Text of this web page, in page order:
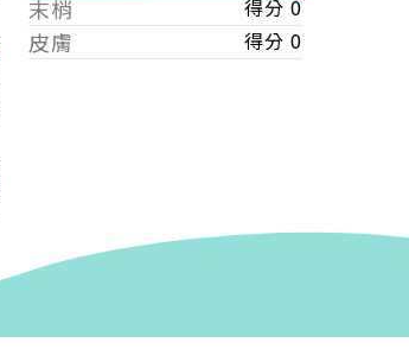
末梢 得分 0
皮膚 得分 0